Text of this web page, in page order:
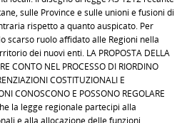
sulle Province e sulle unioni e fusioni di
rispetto a quanto auspicato. Per
scarso ruolo affidato alle Regioni nella
dei nuovi enti. LA PROPOSTA DELLA
CONTO NEL PROCESSO DI RIORDINO
COSTITUZIONALI E
CONOSCONO E POSSONO REGOLARE
la legge regionale partecipi alla
e alla allocazione delle funzioni